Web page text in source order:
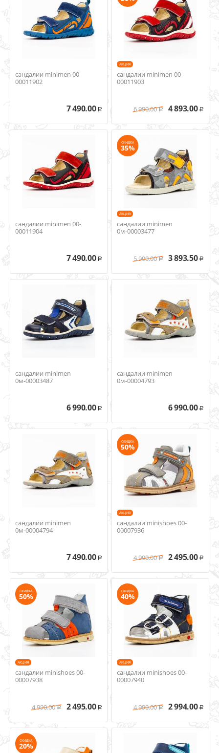
сандалии minimen 00-
00011902
7 490.00 Р
AКЦИЯ
сандалии minimen 00-
00011903
6 990.00 Р 4 893.00 Р
сандалии minimen 00-
00011904
7 490.00 Р
СКИДКА
35%
AКЦИЯ
сандалии minimen
0м-00003477
5 990.00 Р 3 893.50 Р
сандалии minimen
0м-00003487
6 990.00 Р
сандалии minimen
0м-00004793
6 990.00 Р
сандалии minimen
0м-00004794
7 490.00 Р
СКИДКА
50%
AКЦИЯ
сандалии minishoes 00-
00007936
4 990.00 Р 2 495.00 Р
СКИДКА
50%
AКЦИЯ
сандалии minishoes 00-
00007938
4 990.00 Р 2 495.00 Р
СКИДКА
40%
AКЦИЯ
сандалии minishoes 00-
00007940
4 990.00 Р 2 994.00 Р
СКИДКА
20%